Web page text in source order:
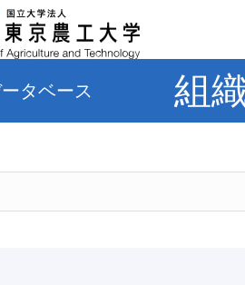
タベース 組